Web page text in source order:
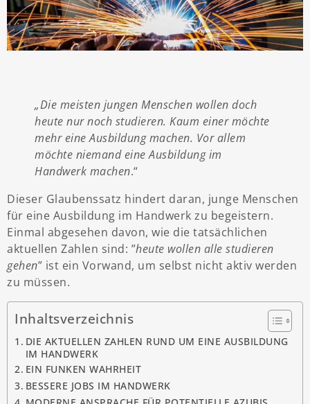
„Die meisten jungen Menschen wollen doch
heute nur noch studieren. Kaum einer möchte
mehr eine Ausbildung machen. Vor allem
möchte niemand eine Ausbildung im
Handwerk machen.“
Dieser Glaubenssatz hindert daran, junge Menschen
für eine Ausbildung im Handwerk zu begeistern.
Einmal abgesehen davon, wie die tatsächlichen
aktuellen Zahlen sind: ”heute wollen alle studieren
gehen” ist ein Vorwand, um selbst nicht aktiv werden
zu müssen.
Inhaltsverzeichnis
DIE AKTUELLEN ZAHLEN RUND UM EINE AUSBILDUNG
IM HANDWERK
EIN FUNKEN WAHRHEIT
BESSERE JOBS IM HANDWERK